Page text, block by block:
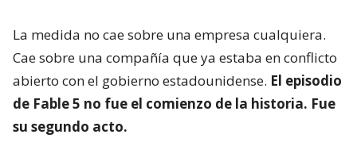
La medida no cae sobre una empresa cualquiera.
Cae sobre una compañía que ya estaba en conflicto
abierto con el gobierno estadounidense. El episodio
de Fable 5 no fue el comienzo de la historia. Fue
su segundo acto.